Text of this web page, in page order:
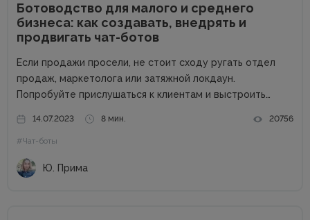
Ботоводство для малого и среднего
бизнеса: как создавать, внедрять и
продвигать чат-ботов
Если продажи просели, не стоит сходу ругать отдел
продаж, маркетолога или затяжной локдаун.
Попробуйте прислушаться к клиентам и выстроить
данным Salesforce, только 14 % пользователей вместо
оформления заказа в чат-боте заполнят форму на...
14.07.2023 8 мин. 20756
#Чат-боты
Ю. Прима